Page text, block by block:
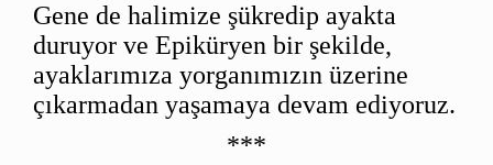
Gene de halimize şükredip ayakta
duruyor ve Epiküryen bir şekilde,
ayaklarımıza yorganımızın üzerine
çıkarmadan yaşamaya devam ediyoruz.
***